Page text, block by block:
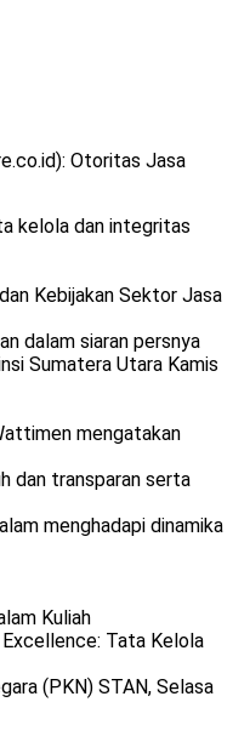
Otoritas Jasa
kelola dan integritas
Kebijakan Sektor Jasa
dalam siaran persnya
Sumatera Utara Kamis
mengatakan
dan transparan serta
menghadapi dinamika
Kuliah
Excellence: Tata Kelola
(PKN) STAN, Selasa